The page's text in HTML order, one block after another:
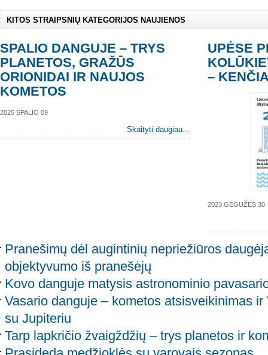
KITOS STRAIPSNIŲ KATEGORIJOS NAUJIENOS
SPALIO DANGUJE – TRYS
PLANETOS, GRAŽŪS
ORIONIDAI IR NAUJOS
KOMETOS
2025 SPALIO 09
Skaityti daugiau...
UPĖSE
–
2023 GEGUŽĖS 30
Pranešimų dėl augintinių nepriežiūros
objektyvumo iš pranešėjų
Kovo danguje matysis astronominio
Vasario danguje – kometos atsisveikinimas
su Jupiteriu
Tarp lapkričio žvaigždžių – trys planetos ir